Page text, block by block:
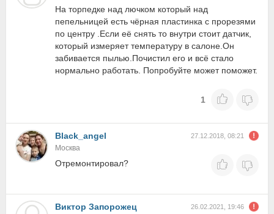
На торпедке над лючком который над
пепельницей есть чёрная пластинка с прорезями
по центру .Если её снять то внутри стоит датчик,
который измеряет температуру в салоне.Он
забивается пылью.Почистил его и всё стало
нормально работать. Попробуйте может поможет.
1
Black_angel 27.12.2018, 08:21
Москва
Отремонтировал?
Виктор Запорожец 26.02.2021, 19:46